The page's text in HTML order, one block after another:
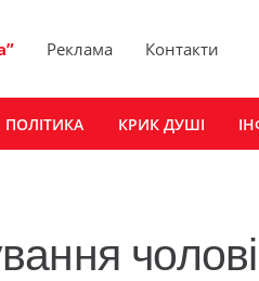
Реклама Контакти
ПОЛІТИКА КРИК ДУШІ